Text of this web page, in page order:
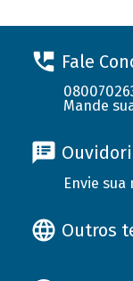
Fale
Mande
Envie sua
Outros